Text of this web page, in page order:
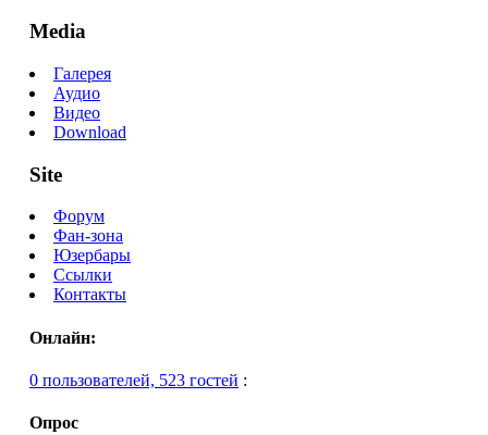
Media
Галерея
Аудио
Видео
Download
Site
Форум
Фан-зона
Юзербары
Ссылки
Контакты
Онлайн:
0 пользователей, 523 гостей :
Опрос